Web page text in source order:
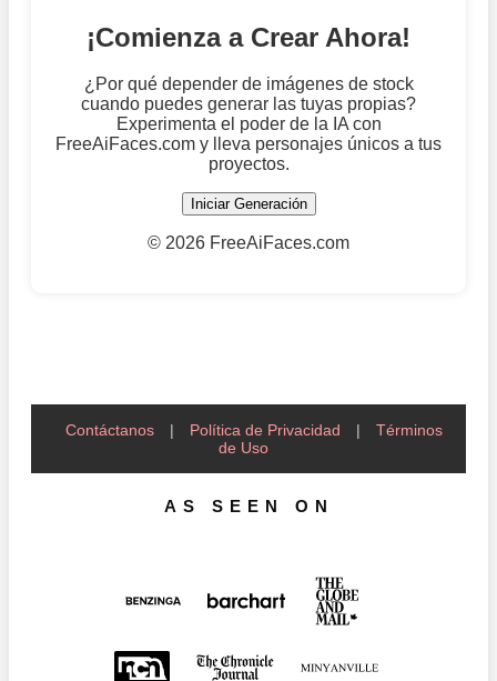
¡Comienza a Crear Ahora!
¿Por qué depender de imágenes de stock
cuando puedes generar las tuyas propias?
Experimenta el poder de la IA con
FreeAiFaces.com y lleva personajes únicos a tus
proyectos.
Iniciar Generación
© 2026 FreeAiFaces.com
Contáctanos | Política de Privacidad |
Términos
de Uso
AS SEEN ON